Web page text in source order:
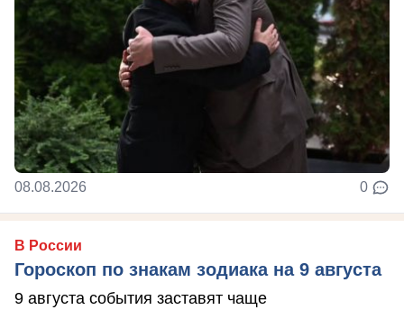
08.08.2026 0
В России
Гороскоп по знакам зодиака на 9 августа
9 августа события заставят чаще